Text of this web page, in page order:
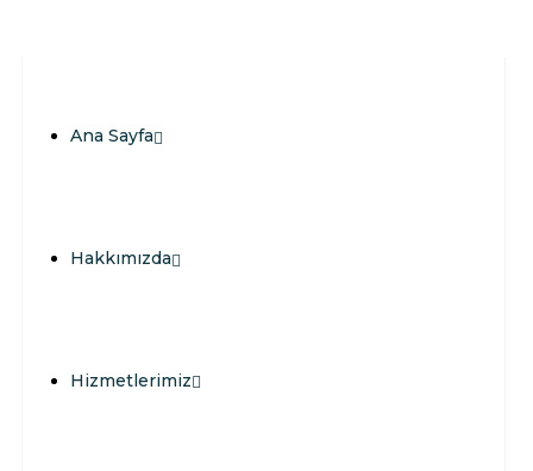
Ana Sayfa
Hakkımızda
Hizmetlerimiz